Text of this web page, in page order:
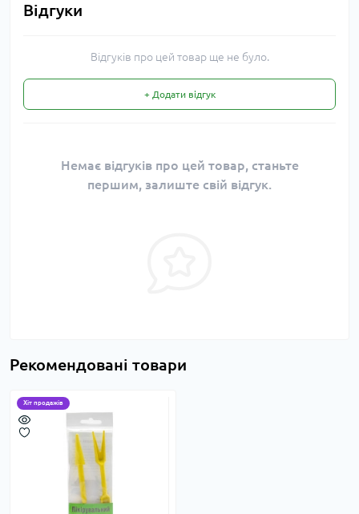
Відгуки
Відгуків про цей товар ще не було.
+ Додати відгук
Немає відгуків про цей товар, станьте
першим, залиште свій відгук.
Рекомендовані товари
Хіт продажів